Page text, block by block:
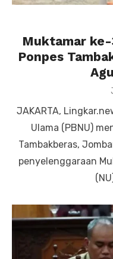
Muktamar ke-
Ponpes
JAKARTA,
Ulama (PBNU)
Tambakberas,
penyelenggaraan